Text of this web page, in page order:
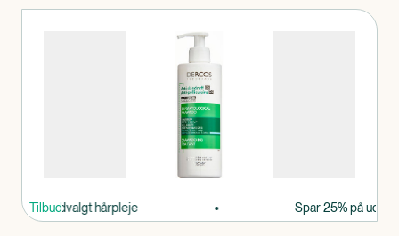
Tilbud
på udvalgt hårpleje Spar 25% på